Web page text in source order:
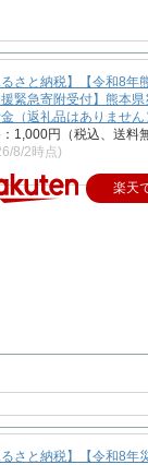
るさと納税】【令和8年
緊急寄附受付】熊本県
（返礼品はありません
1,000円（税込、送料
8/2時点)
楽天
るさと納税】【令和8年